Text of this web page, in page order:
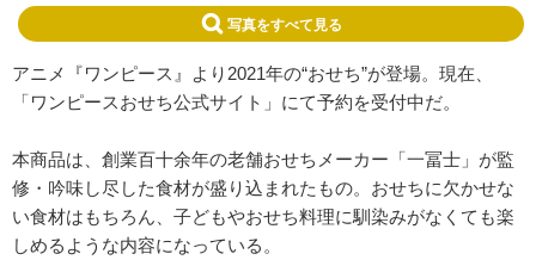
写真をすべて見る
アニメ『ワンピース』より2021年の“おせち”が登場。現在、
「ワンピースおせち公式サイト」にて予約を受付中だ。
本商品は、創業百十余年の老舗おせちメーカー「一冨士」が監
修・吟味し尽した食材が盛り込まれたもの。おせちに欠かせな
い食材はもちろん、子どもやおせち料理に馴染みがなくても楽
しめるような内容になっている。